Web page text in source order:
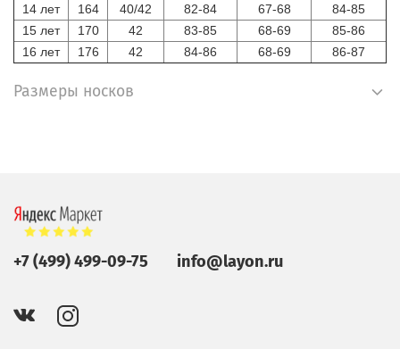
14 лет
164 40/42 82-84 67-68
84-85
15 лет
170 42 83-85 68-69
85-86
16 лет
176 42 84-86 68-69 86-87
Размеры носков
+7 (499) 499-09-75 info@layon.ru